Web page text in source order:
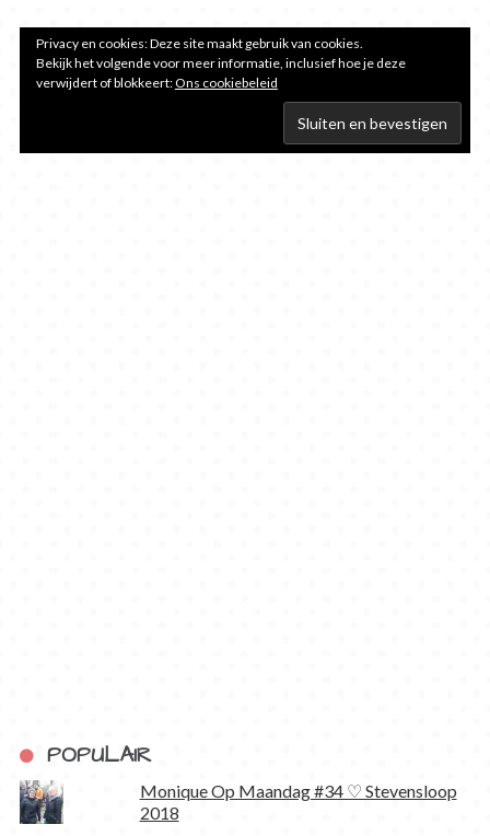
Privacy en cookies: Deze site maakt gebruik van cookies.
Bekijk het volgende voor meer informatie, inclusief hoe je deze
verwijdert of blokkeert:Ons cookiebeleid
POPULAIR
Monique Op Maandag #34 ♡ Stevensloop
2018